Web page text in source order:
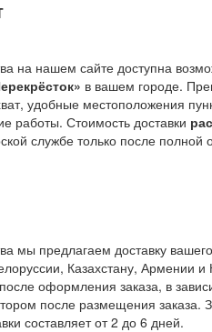
на нашем сайте доступна
в вашем городе.
удобные местоположения
работы. Стоимость доставки
службе только после
мы предлагаем доставку
Казахстану, Армении
после оформления заказа, в
после размещения заказа.
составляет от 2 до 6 дней.